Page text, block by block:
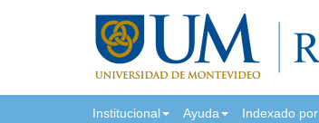
Institucional Ayuda Indexado por